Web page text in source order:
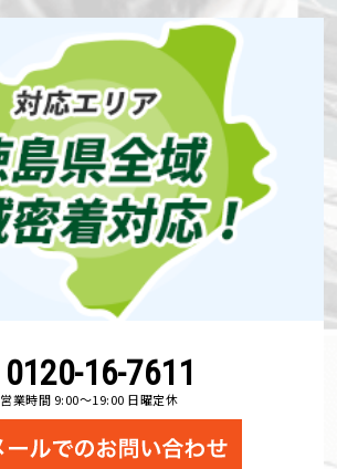
0120-16-7611
営業時間 9:00～19:00 日曜定休